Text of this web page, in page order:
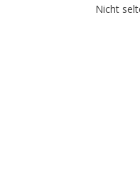
Nicht